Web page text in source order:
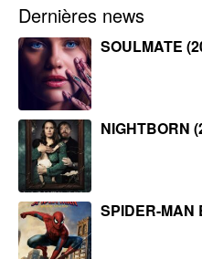
Dernières news
SOULMATE
NIGHTBORN
SPIDER-MAN